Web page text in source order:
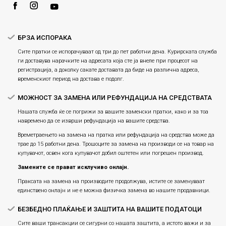
БРЗА ИСПОРАКА
Сите пратки се испорачуваат од три до пет работни дена. Курирската служба
ги доставува нарачките на адресата која сте ја внеле при процесот на
регистрација, а доколку сакате доставата да биде на различна адреса,
временскиот период на достава е подолг.
МОЖНОСТ ЗА ЗАМЕНА ИЛИ РЕФУНДАЦИЈА НА СРЕДСТВАТА
Нашата служба ќе се погрижи за вашите заменски пратки, како и за тоа
навремено да се изврши рефундација на вашите средства.
Времетраењето на замена на пратка или рефундацијa на средства може да
трае до 15 работни дена. Трошоците за замена на производи се на товар на
купувачот, освен кога купувачот добил оштетен или погрешен производ.
Замените се прават исклучиво онлајн.
Праксата на замена на производите продолжува, истите се заменуваат
единствено онлајн и не е можна физичка замена во нашите продавници.
БЕЗБЕДНО ПЛАЌАЊЕ И ЗАШТИТА НА ВАШИТЕ ПОДАТОЦИ
Сите ваши трансакции се сигурни со нашата заштита, а истото важи и за